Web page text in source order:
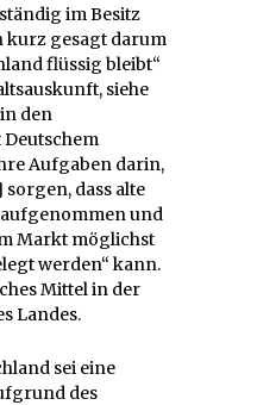
im Besitz
kurz gesagt darum
flüssig bleibt“
siehe
den
Deutschem
Aufgaben darin,
sorgen, dass alte
und
Markt möglichst
werden“ kann.
Mittel in der
Landes.
sei eine
des